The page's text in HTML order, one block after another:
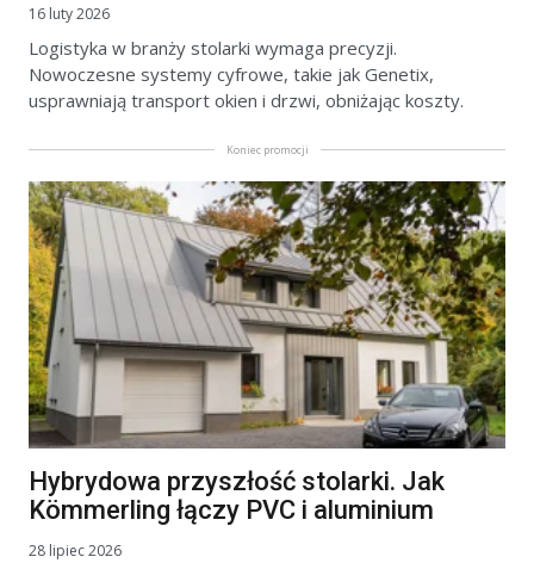
16 luty 2026
Logistyka w branży stolarki wymaga precyzji.
Nowoczesne systemy cyfrowe, takie jak Genetix,
usprawniają transport okien i drzwi, obniżając koszty.
Koniec promocji
Hybrydowa przyszłość stolarki. Jak
Kömmerling łączy PVC i aluminium
28 lipiec 2026